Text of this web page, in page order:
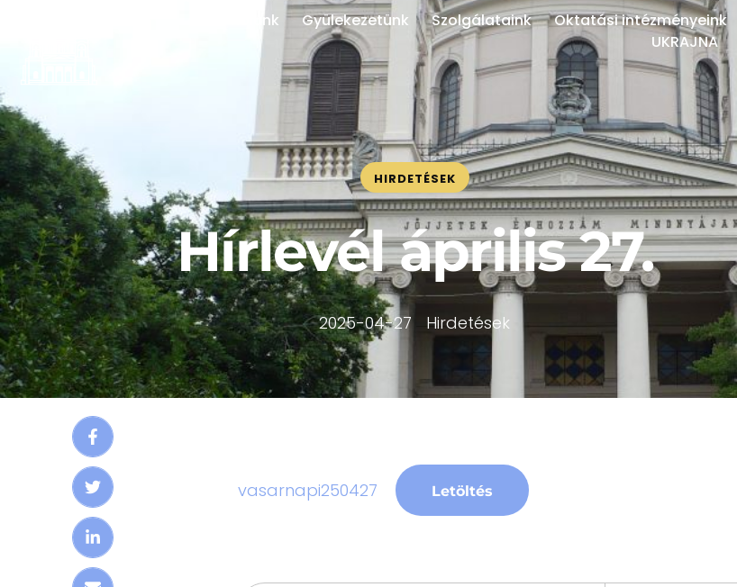
Rólunk Gyülekezetünk Szolgálataink Oktatási intézményeink
UKRAJNA
HIRDETÉSEK
Hírlevél április 27.
2025-04-27 Hirdetések
vasarnapi250427 Letöltés